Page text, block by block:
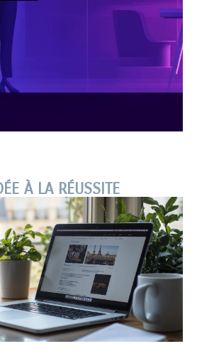
À LA RÉUSSITE